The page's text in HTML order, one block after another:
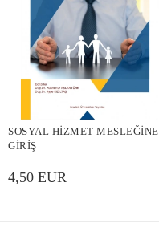
SOSYAL HİZMET MESLEĞİNE
GİRİŞ
4,50 EUR